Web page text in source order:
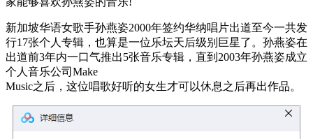
新加坡华语女歌手孙燕姿2000年签约华纳唱片出道至今一共发
行17张个人专辑，也算是一位乐坛天后级别巨星了。孙燕姿在
出道前3年内一口气推出5张音乐专辑，直到2003年孙燕姿成立
个人音乐公司Make
Music之后，这位唱歌好听的女生才可以休息之后再出作品。